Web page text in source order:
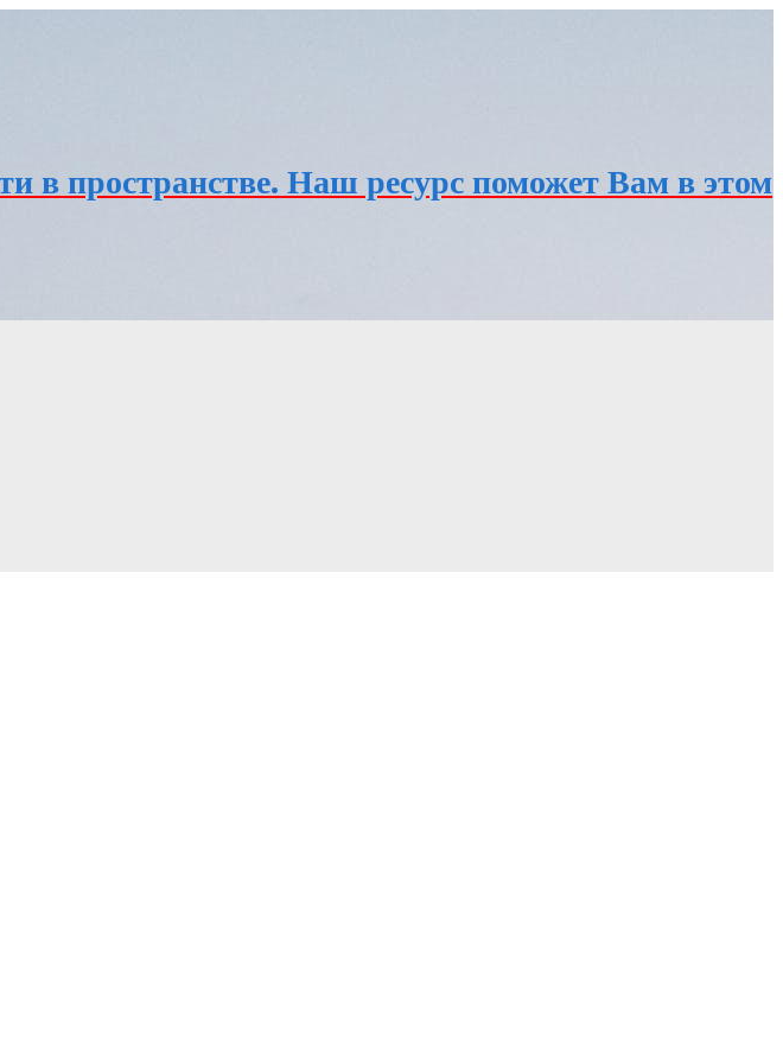
в пространстве. Наш ресурс поможет Вам в этом